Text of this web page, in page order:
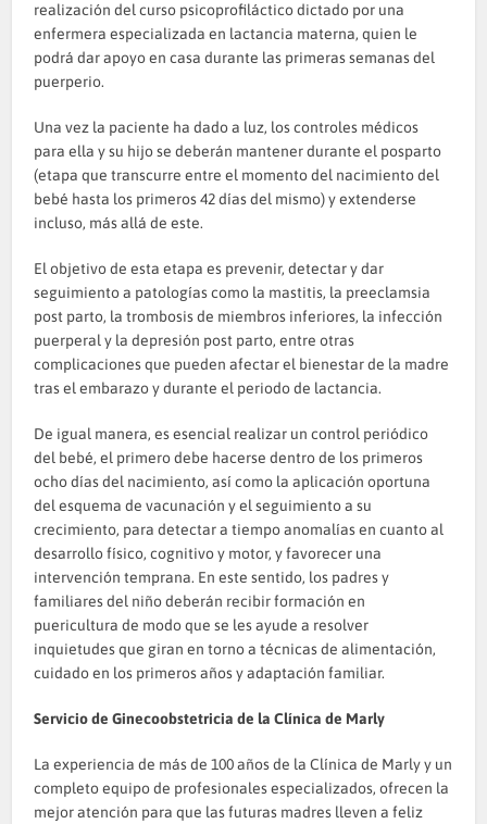
realización del curso psicoprofiláctico dictado por una
enfermera especializada en lactancia materna, quien le
podrá dar apoyo en casa durante las primeras semanas del
puerperio.
Una vez la paciente ha dado a luz, los controles médicos
para ella y su hijo se deberán mantener durante el posparto
(etapa que transcurre entre el momento del nacimiento del
bebé hasta los primeros 42 días del mismo) y extenderse
incluso, más allá de este.
El objetivo de esta etapa es prevenir, detectar y dar
seguimiento a patologías como la mastitis, la preeclamsia
post parto, la trombosis de miembros inferiores, la infección
puerperal y la depresión post parto, entre otras
complicaciones que pueden afectar el bienestar de la madre
tras el embarazo y durante el periodo de lactancia.
De igual manera, es esencial realizar un control periódico
del bebé, el primero debe hacerse dentro de los primeros
ocho días del nacimiento, así como la aplicación oportuna
del esquema de vacunación y el seguimiento a su
crecimiento, para detectar a tiempo anomalías en cuanto al
desarrollo físico, cognitivo y motor, y favorecer una
intervención temprana. En este sentido, los padres y
familiares del niño deberán recibir formación en
puericultura de modo que se les ayude a resolver
inquietudes que giran en torno a técnicas de alimentación,
cuidado en los primeros años y adaptación familiar.
Servicio de Ginecoobstetricia de la Clínica de Marly
La experiencia de más de 100 años de la Clínica de Marly y un
completo equipo de profesionales especializados, ofrecen la
mejor atención para que las futuras madres lleven a feliz